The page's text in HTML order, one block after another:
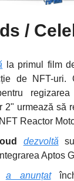
/
la primul film
de NFT-uri.
2" urmează să
Reactor
dezvoltă
Aptos
a anunțat